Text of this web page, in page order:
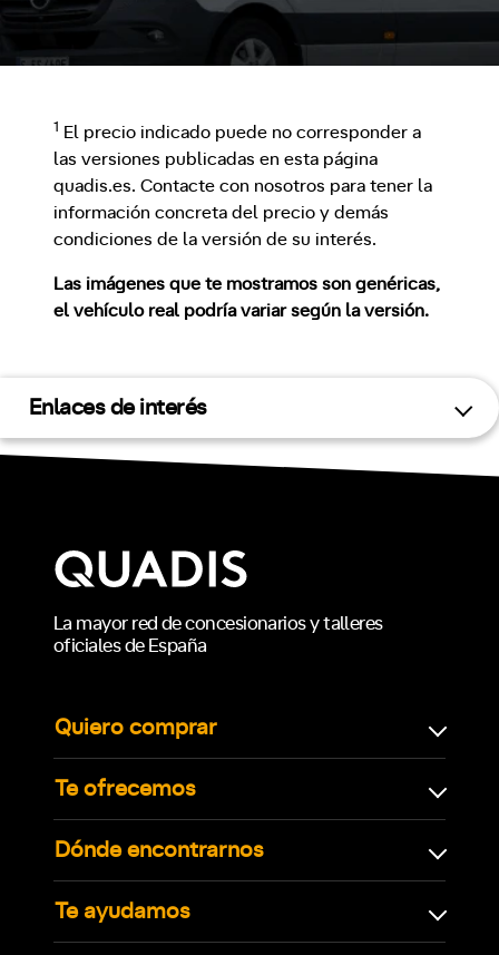
1
El precio indicado puede no corresponder a
las versiones publicadas en esta página
quadis.es. Contacte con nosotros para tener la
información concreta del precio y demás
condiciones de la versión de su interés.
Las imágenes que te mostramos son genéricas,
el vehículo real podría variar según la versión.
Enlaces de interés
La mayor red de concesionarios y talleres
oficiales de España
Quiero comprar
Te ofrecemos
Dónde encontrarnos
Te ayudamos